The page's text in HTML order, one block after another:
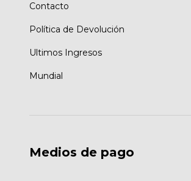
Contacto
Política de Devolución
Ultimos Ingresos
Mundial
Medios de pago